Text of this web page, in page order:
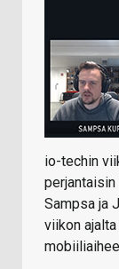
io-techin
Sampsa ja
viikon